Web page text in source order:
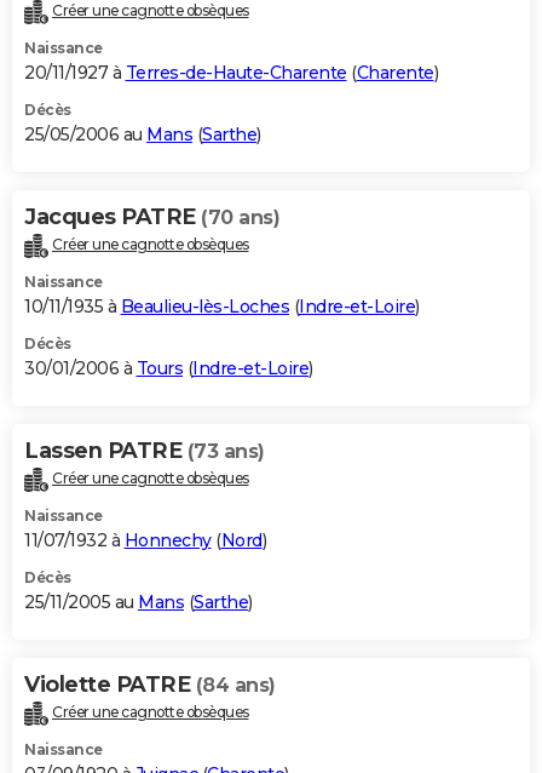
Créer une cagnotte obsèques
Naissance
20/11/1927 à Terres-de-Haute-Charente (Charente)
Décès
25/05/2006 au Mans (Sarthe)
Jacques PATRE (70 ans)
Créer une cagnotte obsèques
Naissance
10/11/1935 à Beaulieu-lès-Loches (Indre-et-Loire)
Décès
30/01/2006 à Tours (Indre-et-Loire)
Lassen PATRE (73 ans)
Créer une cagnotte obsèques
Naissance
11/07/1932 à Honnechy(Nord)
Décès
25/11/2005 au Mans (Sarthe)
Violette PATRE (84 ans)
Créer une cagnotte obsèques
Naissance